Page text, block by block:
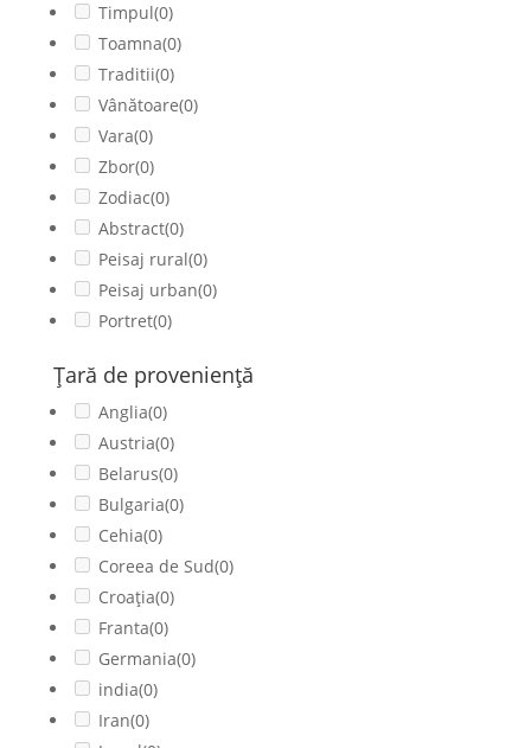
Timpul(0)
Toamna(0)
Traditii(0)
Vânătoare(0)
Vara(0)
Zbor(0)
Zodiac(0)
Abstract(0)
Peisaj rural(0)
Peisaj urban(0)
Portret(0)
Ţară de provenienţă
Anglia(0)
Austria(0)
Belarus(0)
Bulgaria(0)
Cehia(0)
Coreea de Sud(0)
Croația(0)
Franta(0)
Germania(0)
india(0)
Iran(0)